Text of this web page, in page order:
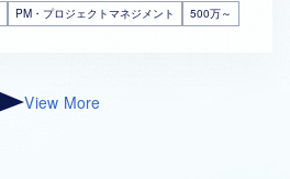
PM・プロジェクトマネジメント 500万～
View More